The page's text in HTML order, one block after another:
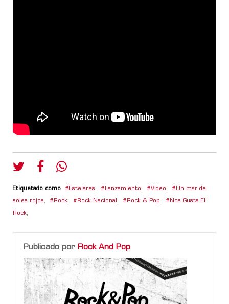
Etiquetado como Estelares, Lanzamiento, Video, Un mar de
soles rojos, Rock, Rock Nacional , Rock & Pop, Nos Gusta El
Rock,
Publicado por Rock And Pop